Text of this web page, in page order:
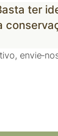
ter